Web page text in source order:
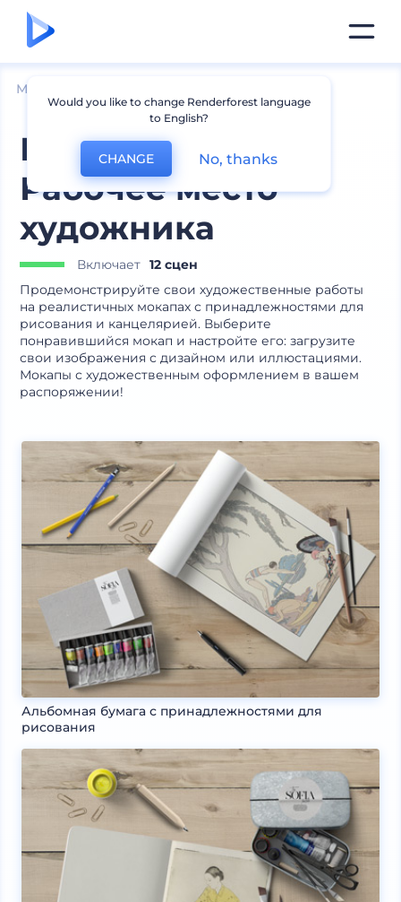
Мокапы
Набор мокапов:
Рабочее место
художника
Включает 12 сцен
Продемонстрируйте свои художественные работы
на реалистичных мокапах с принадлежностями для
рисования и канцелярией. Выберите
понравившийся мокап и настройте его: загрузите
свои изображения с дизайном или иллюстациями.
Мокапы с художественным оформлением в вашем
распоряжении!
Альбомная бумага с принадлежностями для
рисования
Would you like to change Renderforest language
to English?
CHANGE No, thanks